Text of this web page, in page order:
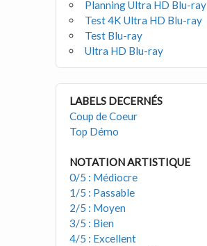
Planning Ultra HD Blu-ray
Test 4K Ultra HD Blu-ray
Test Blu-ray
Ultra HD Blu-ray
LABELS DECERNÉS
Coup de Coeur
Top Démo
NOTATION ARTISTIQUE
0/5 : Médiocre
1/5 : Passable
2/5 : Moyen
3/5 : Bien
4/5 : Excellent